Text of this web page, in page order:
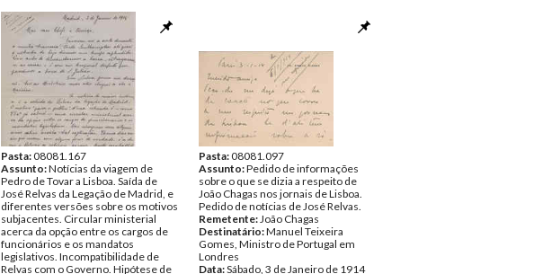
Pasta:08081.167
Assunto:Notícias da viagem de
Pedro de Tovar a Lisboa. Saída de
José Relvas da Legação de Madrid, e
diferentes versões sobre os motivos
subjacentes. Circular ministerial
acerca da opção entre os cargos de
funcionários e os mandatos
legislativos. Incompatibilidade de
Relvas com o Governo. Hipótese de
Pasta:08081.097
Assunto:Pedido de informações
sobre o que se dizia a respeito de
João Chagas nos jornais de Lisboa.
Pedido de notícias de José Relvas.
Remetente:João Chagas
Destinatário:Manuel Teixeira
Gomes, Ministro de Portugal em
Londres
Data:Sábado, 3 de Janeiro de 1914